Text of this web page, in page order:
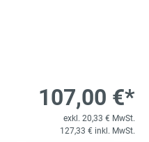
107,00 €*
exkl. 20,33 € MwSt.
127,33 € inkl. MwSt.